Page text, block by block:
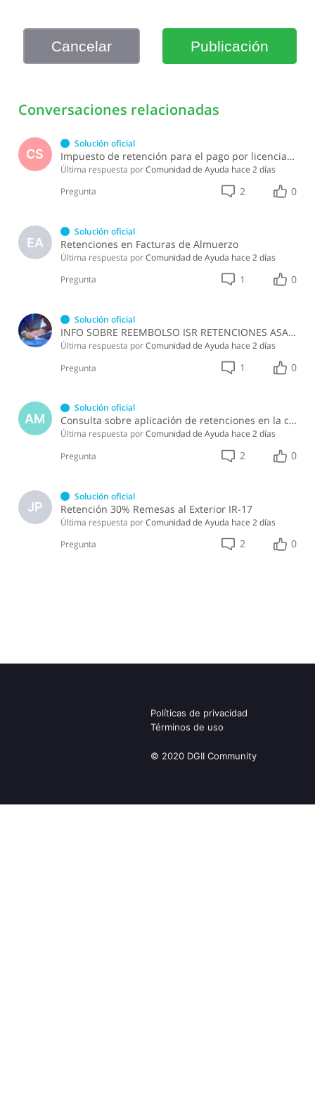
Cancelar Publicación
Conversaciones relacionadas
CS
Solución oficial
Impuesto de retención para el pago por licencia de software y soporte de software ?
Última respuesta porComunidad de Ayuda hace 2 días
Pregunta
2 0
EA
Solución oficial
Retenciones en Facturas de Almuerzo
Última respuesta porComunidad de Ayuda hace 2 días
Pregunta
1 0
Solución oficial
INFO SOBRE REEMBOLSO ISR RETENCIONES ASALARIADOS
Última respuesta porComunidad de Ayuda hace 2 días
Pregunta
1 0
AM
Solución oficial
Consulta sobre aplicación de retenciones en la compra de alimentos a persona física
Última respuesta porComunidad de Ayuda hace 2 días
Pregunta
2 0
JP
Solución oficial
Retención 30% Remesas al Exterior IR-17
Última respuesta porComunidad de Ayuda hace 2 días
Pregunta
2 0
Políticas de privacidad
Términos de uso
© 2020 DGII Community